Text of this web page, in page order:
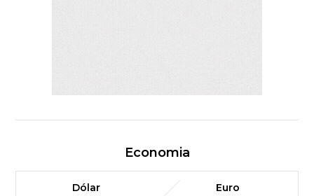
Economia
Dólar
Euro